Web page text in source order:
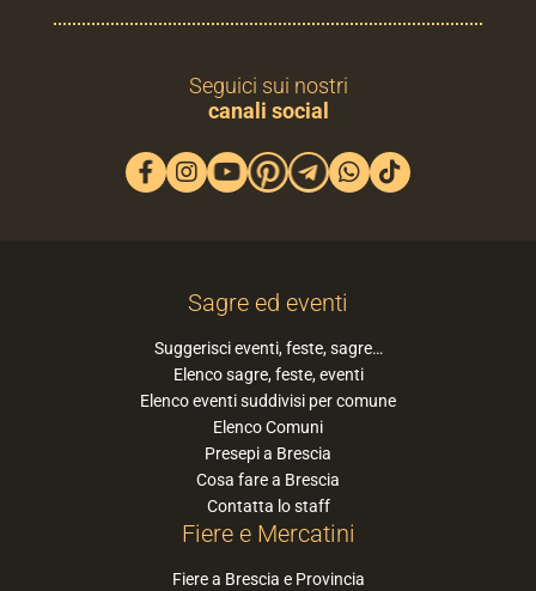
Seguici sui nostri
canali social
Sagre ed eventi
Suggerisci eventi, feste, sagre…
Elenco sagre, feste, eventi
Elenco eventi suddivisi per comune
Elenco Comuni
Presepi a Brescia
Cosa fare a Brescia
Contatta lo staff
Fiere e Mercatini
Fiere a Brescia e Provincia